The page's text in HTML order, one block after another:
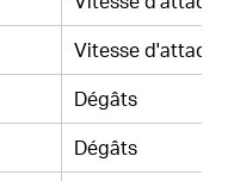
Vitesse
Dégâts
Dégâts